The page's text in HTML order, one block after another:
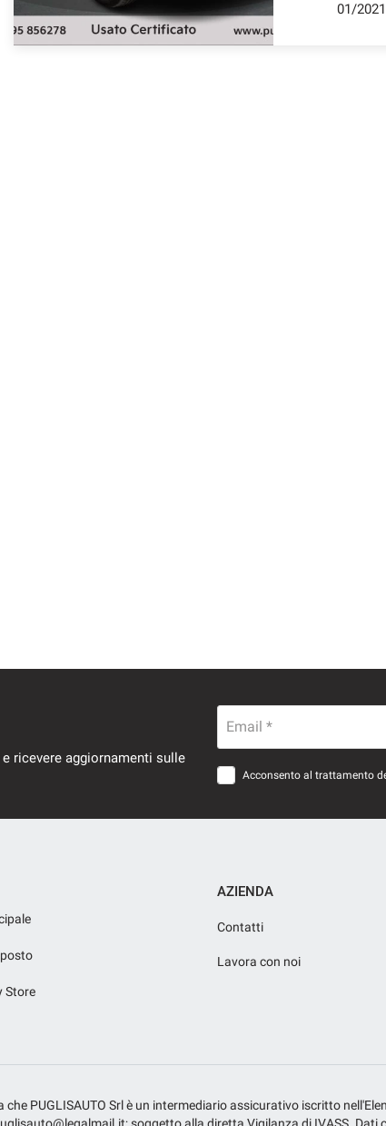
01/2021
ricevere aggiornamenti sulle
Email *
Acconsento al trattamento
Store
AZIENDA
Contatti
Lavora con noi
PUGLISAUTO Srl è un intermediario assicurativo iscritto